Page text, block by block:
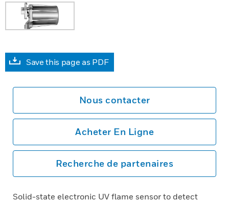
Save this page as PDF
Nous contacter
Acheter En Ligne
Recherche de partenaires
Solid-state electronic UV flame sensor to detect